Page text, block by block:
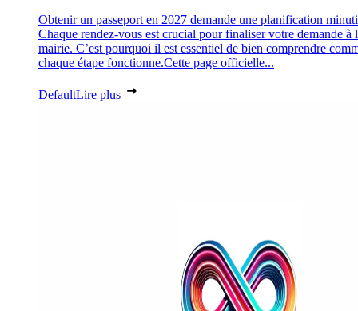
Obtenir un passeport en 2027 demande une planification
Chaque rendez-vous est crucial pour finaliser votre demande à
mairie. C’est pourquoi il est essentiel de bien comprendre
chaque étape fonctionne.Cette page officielle...
DefaultLire plus